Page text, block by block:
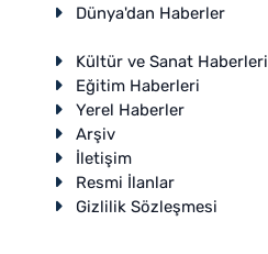
Dünya'dan Haberler
Kültür ve Sanat Haberleri
Eğitim Haberleri
Yerel Haberler
Arşiv
İletişim
Resmi İlanlar
Gizlilik Sözleşmesi